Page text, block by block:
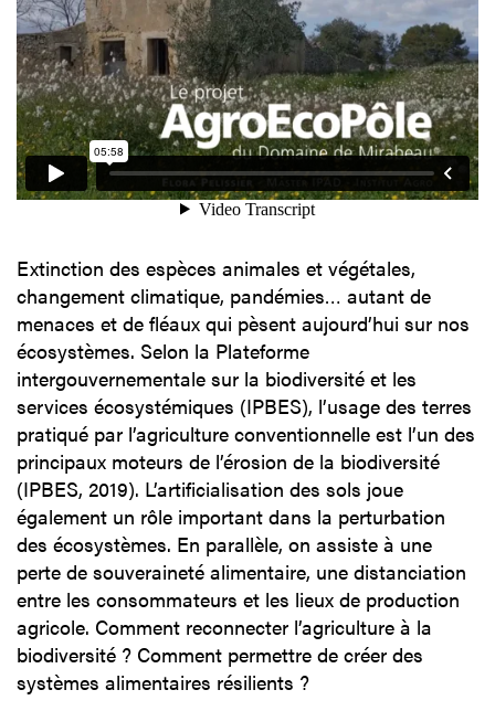
Extinction des espèces animales et végétales,
changement climatique, pandémies… autant de
menaces et de fléaux qui pèsent aujourd’hui sur nos
écosystèmes. Selon la Plateforme
intergouvernementale sur la biodiversité et les
services écosystémiques (IPBES), l’usage des terres
pratiqué par l’agriculture conventionnelle est l’un des
principaux moteurs de l’érosion de la biodiversité
(IPBES, 2019). L’artificialisation des sols joue
également un rôle important dans la perturbation
des écosystèmes. En parallèle, on assiste à une
perte de souveraineté alimentaire, une distanciation
entre les consommateurs et les lieux de production
agricole. Comment reconnecter l’agriculture à la
biodiversité ? Comment permettre de créer des
systèmes alimentaires résilients ?